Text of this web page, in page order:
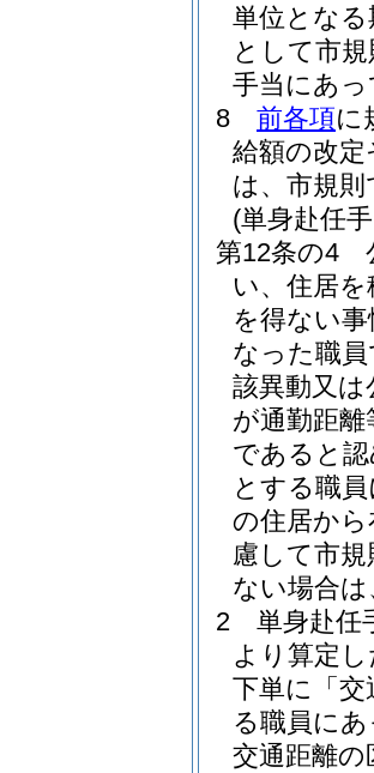
単位とな
として市
手当にあ
8
前各項に
給額の改
は、市規
(単身赴任
第12条の4
い、住居
を得ない
なった職
該異動又
が通勤距
であると
とする職
の住居か
慮して市
ない場合
2
単身赴任
より算定
下単に「
る職員に
交通距離